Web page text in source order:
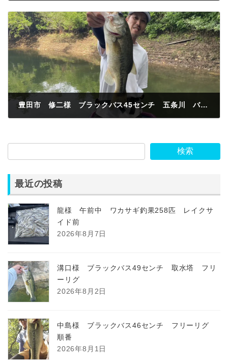
豊田市 修二様 ブラックバス45センチ 五条川 バウヘッド
検索
最近の投稿
龍様 午前中 ワカサギ釣果258匹 レイクサ
イド前
2026年8月7日
溝口様 ブラックバス49センチ 取水塔 フリ
ーリグ
2026年8月2日
中島様 ブラックバス46センチ フリーリグ
順番
2026年8月1日